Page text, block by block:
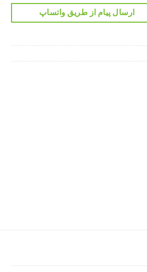
ارسال پیام از طریق واتساپ